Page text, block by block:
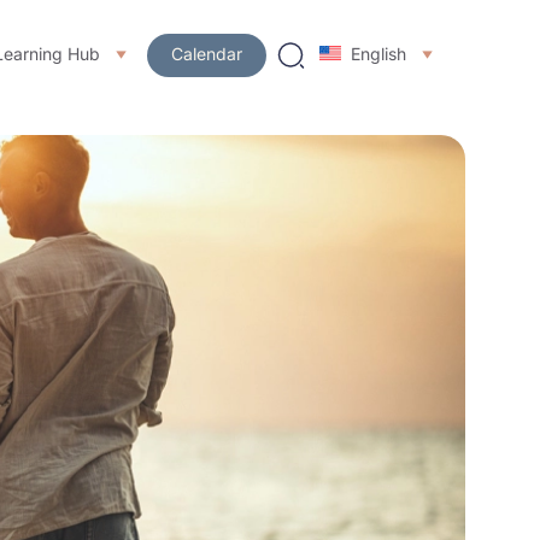
Hub Calendar English